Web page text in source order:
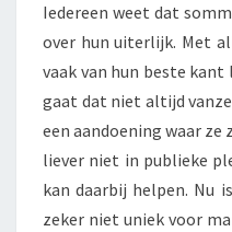
Iedereen weet dat
over hun uiterlijk. Met
vaak van hun beste
gaat dat niet altijd
een aandoening waar ze
liever niet in publieke
kan daarbij helpen. Nu
zeker niet uniek voor